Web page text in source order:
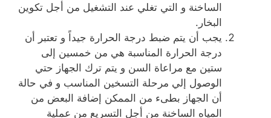
الساخنة و التي تغلي عند التشغيل من أجل تكوين
البخار.
يجب أن يتم ضبط درجة الحرارة جيداً و تعتبر أن
درجة الحرارة المناسبة هي من خمسين إلى
ستين مع مراعاة السن و يتم ترك الجهاز حتي
الوصول إلي مرحلة التسخين المناسب و في حالة
أن الجهاز بطىء من الممكن إضافة البعض من
المياه الساخنة من أجل التسريع من عملية